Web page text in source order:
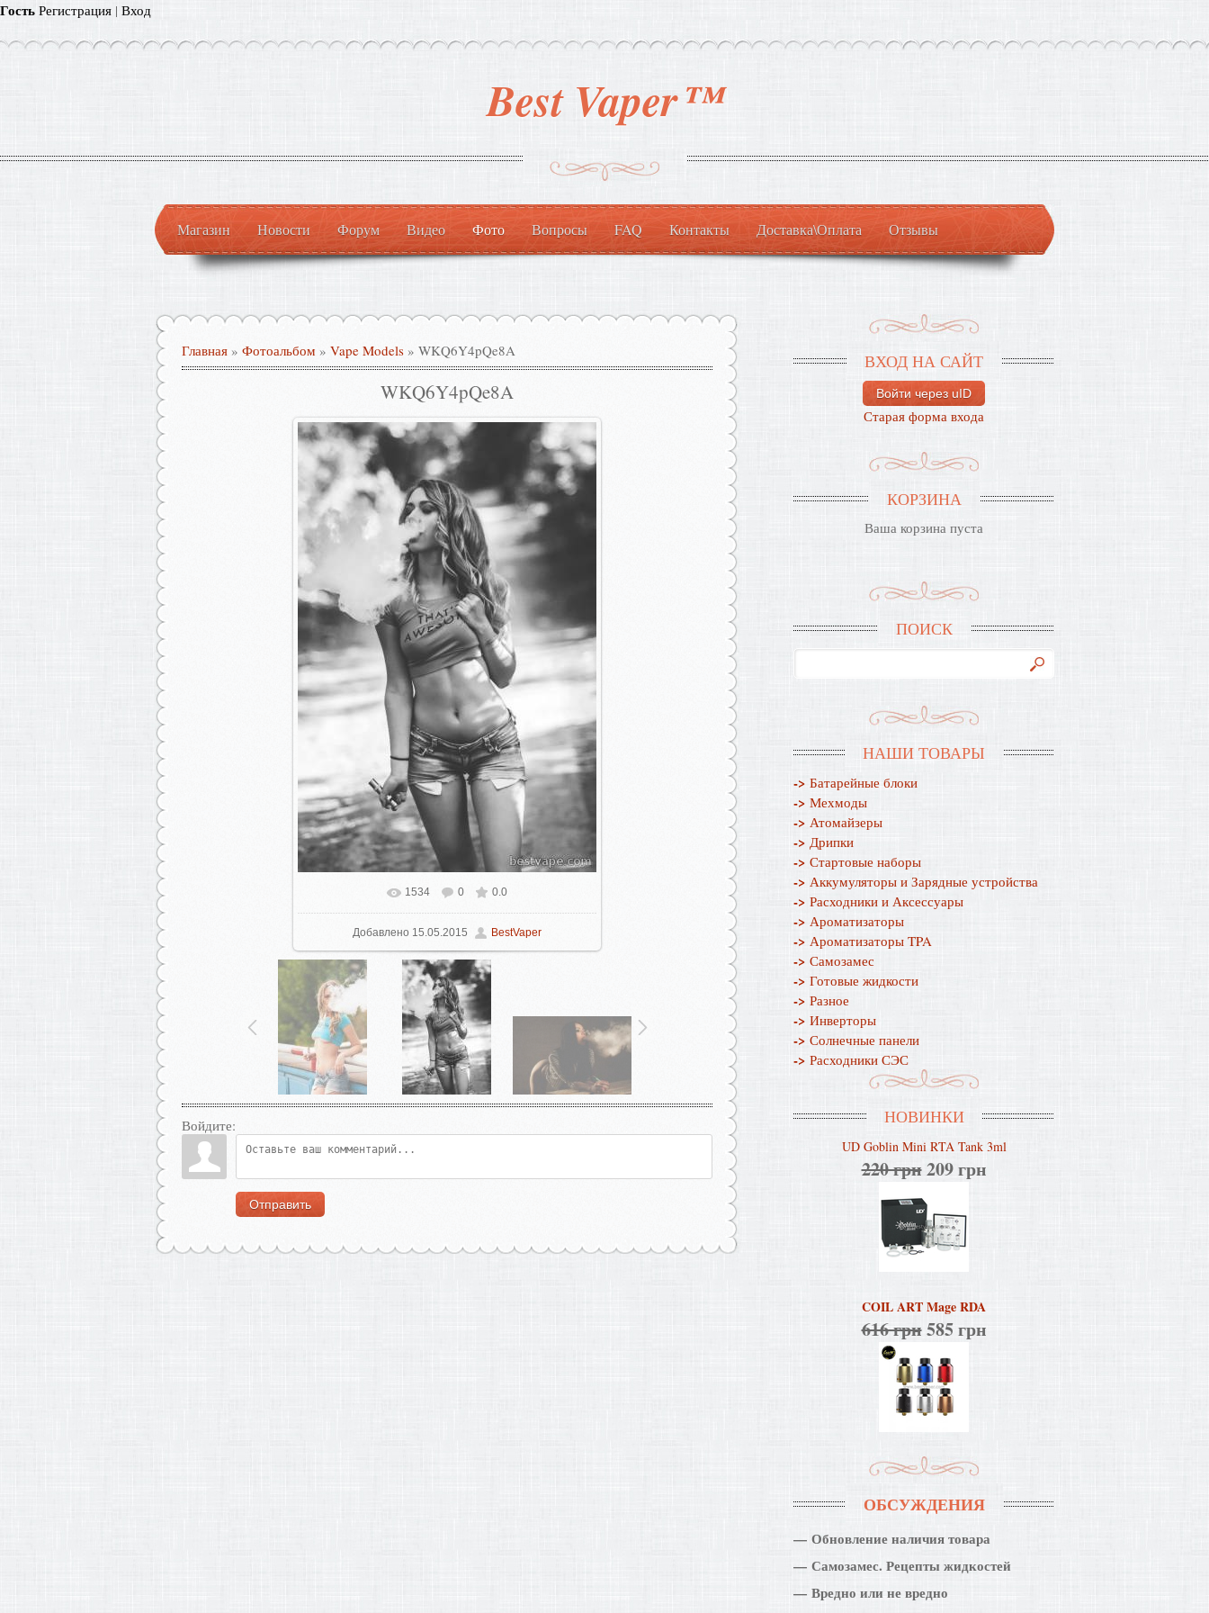
Гость Регистрация | Вход
Best Vaper™
Магазин Новости Форум Видео Фото Вопросы FAQ Контакты Доставка\Оплата Отзывы
Главная » Фотоальбом » Vape Models » WKQ6Y4pQe8A
WKQ6Y4pQe8A
В реальном размере 680x1024
1534 0 0.0
Добавлено 15.05.2015 BestVaper
Войдите:
Отправить
ВХОД НА САЙТ
Войти через uID
Старая форма входа
КОРЗИНА
Ваша корзина пуста
ПОИСК
НАШИ ТОВАРЫ
-> Батарейные блоки
-> Мехмоды
-> Атомайзеры
-> Дрипки
-> Стартовые наборы
-> Аккумуляторы и Зарядные устройства
-> Расходники и Аксессуары
-> Ароматизаторы
-> Ароматизаторы TPA
-> Самозамес
-> Готовые жидкости
-> Разное
-> Инверторы
-> Солнечные панели
-> Расходники СЭС
НОВИНКИ
UD Goblin Mini RTA Tank 3ml
220 грн209 грн
COIL ART Mage RDA
616 грн585 грн
ОБСУЖДЕНИЯ
Обновление наличия товара
Самозамес. Рецепты жидкостей
Вредно или не вредно